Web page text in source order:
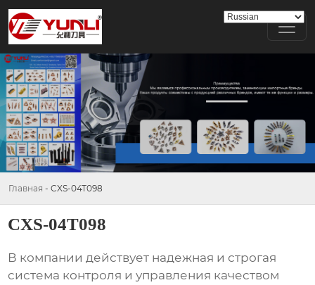
Главная - CXS-04T098
CXS-04T098
В компании действует надежная и строгая
система контроля и управления качеством